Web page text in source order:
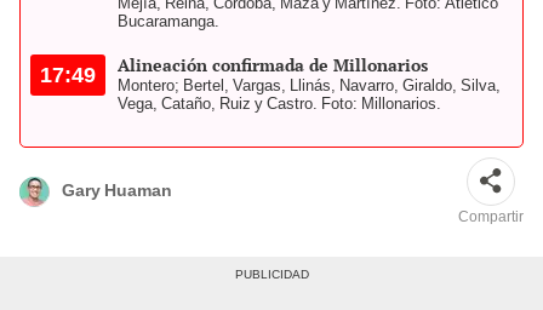
Bucaramanga.
17:49 Alineación confirmada de Millonarios
Montero; Bertel, Vargas, Llinás, Navarro, Giraldo, Silva,
Vega, Cataño, Ruiz y Castro. Foto: Millonarios.
Gary Huaman
Compartir